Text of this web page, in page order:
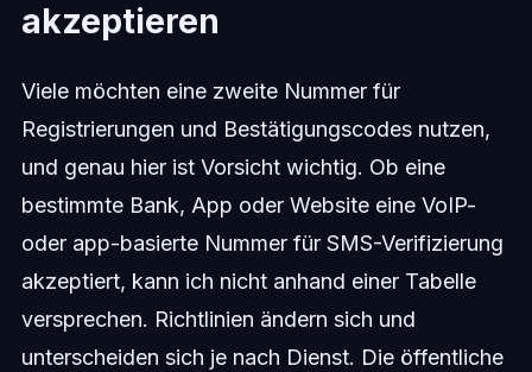
akzeptieren
Viele möchten eine zweite Nummer für
Registrierungen und Bestätigungscodes nutzen,
und genau hier ist Vorsicht wichtig. Ob eine
bestimmte Bank, App oder Website eine VoIP-
oder app-basierte Nummer für SMS-Verifizierung
akzeptiert, kann ich nicht anhand einer Tabelle
versprechen. Richtlinien ändern sich und
unterscheiden sich je nach Dienst. Die öffentliche